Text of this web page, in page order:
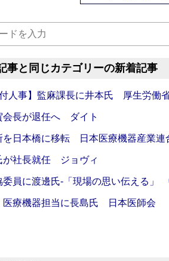
事と同じカテゴリーの新着記事
付人事】監麻課長に井本氏 厚生労働
会長が退任へ ダイト
を日本橋に移転 日本医療機器産業連
が社長就任 ジョヴィ
委員に渡邊氏‐「現場の思い伝える」
医療機器担当に長島氏 日本医師会